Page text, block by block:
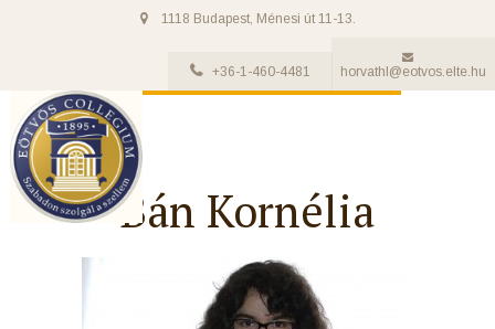
1118 Budapest, Ménesi út 11-13.
+36-1-460-4481 horvathl@eotvos.elte.hu
Bán Kornélia